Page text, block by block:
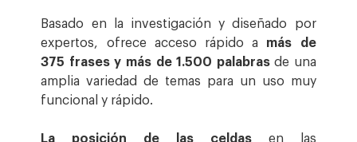
Basado en la investigación y diseñado por
expertos, ofrece acceso rápido a más de
375 frases y más de 1.500 palabrasde una
amplia variedad de temas para un uso muy
funcional y rápido.
La posición de las celdasen las